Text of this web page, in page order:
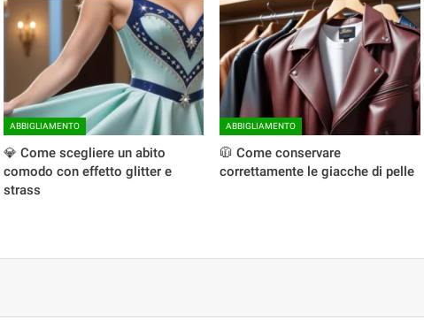
ABBIGLIAMENTO
💎 Come scegliere un abito
comodo con effetto glitter e
strass
ABBIGLIAMENTO
🧥 Come conservare
correttamente le giacche di pelle